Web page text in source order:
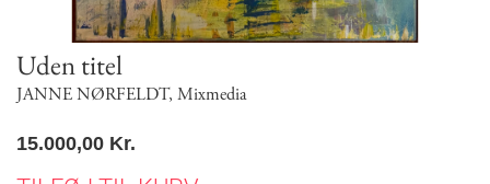
Uden titel
JANNE NØRFELDT, Mixmedia
15.000,00 Kr.